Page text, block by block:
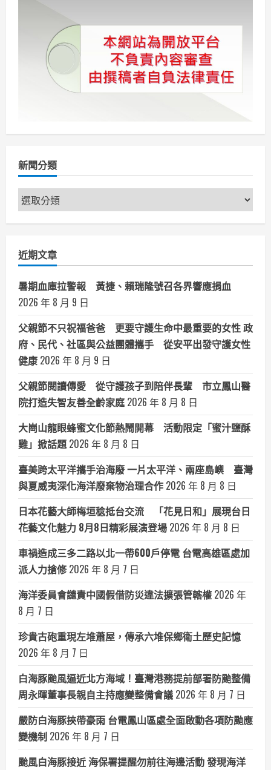
國
家
齊
聚
討
變
策
略」
頁
新聞分類
新
聞
近期文章
暑期血庫拉警報 黃捷、賴瑞隆號召各界響應捐血
2026 年 8 月 9 日
父親節不只祝福爸爸 更要守護生命中最重要的女性 政
府、民代、社區與公益團體攜手 從安平出發守護女性
健康 2026 年 8 月 9 日
父親節閱讀傳愛 從守護孩子到陪伴長輩 市立鳳山醫
院打造失智友善全齡家庭 2026 年 8 月 8 日
大崗山龍眼蜂蜜文化節熱鬧開幕 活動限定「蜜汁鹽酥
雞」掀話題 2026 年 8 月 8 日
臺美跨太平洋攜手治海廢 一片太平洋、兩座島嶼 臺灣
與夏威夷深化海洋廢棄物治理合作 2026 年 8 月 8 日
日本花藝大師梅垣稔抵台交流 「花見日和」展現台日
花藝文化魅力 8月8日精彩展演登場 2026 年 8 月 8 日
車禍造成三多二路以北一帶600戶停電 台電高雄區處加
派人力搶修 2026 年 8 月 7 日
海洋委員會譴責中國假借防災違法擴張管轄權 2026 年
8 月 7 日
珍貴古砲重現左堆蕭屋，傳承六堆保鄉衛土歷史記憶
2026 年 8 月 7 日
白海豚颱風逼近北方海域！臺灣港務提前部署防颱整備
周永暉董事長親自主持應變整備會議 2026 年 8 月 7 日
嚴防白海豚挾帶豪雨 台電鳳山區處全面啟動各項防颱應
變機制 2026 年 8 月 7 日
颱風白海豚接近 海保署提醒勿前往海邊活動 發現海洋